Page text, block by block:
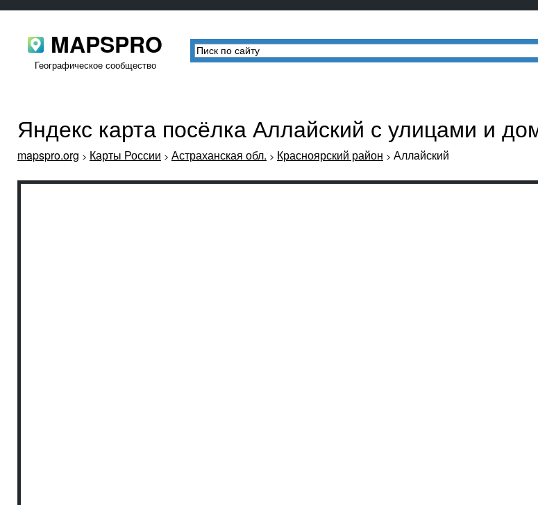
MAPSPRO
Географическое сообщество
Яндекс карта посёлка Аллайский с улицами и
mapspro.org > Карты России > Астраханская обл. > Красноярский район > Аллайский